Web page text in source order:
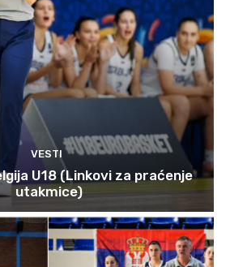
VESTI
U18 (Linkovi za praćenje
utakmice)